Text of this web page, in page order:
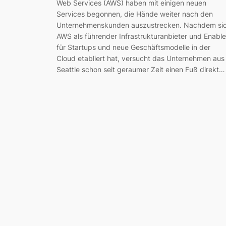
Web Services (AWS) haben mit einigen neuen
Services begonnen, die Hände weiter nach den
Unternehmenskunden auszustrecken. Nachdem
AWS als führender Infrastrukturanbieter und
für Startups und neue Geschäftsmodelle in der
Cloud etabliert hat, versucht das Unternehmen aus
Seattle schon seit geraumer Zeit einen Fuß direkt…